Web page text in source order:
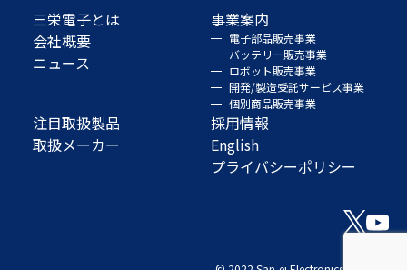
三栄電子とは
会社概要
ニュース
事業案内
電子部品販売事業
バッテリー販売事業
ロボット販売事業
開発/製造受託サービス事業
個別商品販売事業
注目取扱製品
取扱メーカー
採用情報
English
プライバシーポリシー